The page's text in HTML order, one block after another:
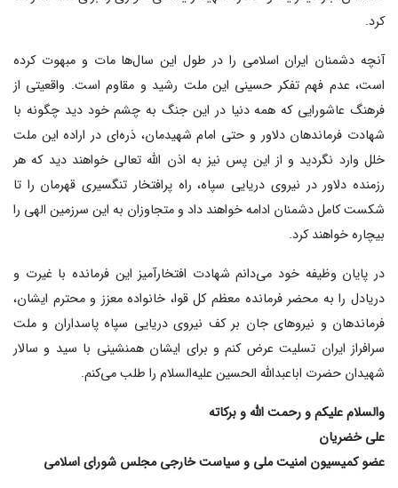
کرد.
آنچه دشمنان ایران اسلامی را در طول این سال‌ها مات و مبهوت کرده
است، عدم فهم تفکر حسینی این ملت رشید و مقاوم است. واقعیتی از
فرهنگ عاشورایی که همه دنیا در این جنگ به چشم خود دید چگونه با
شهادت فرماندهان دلاور و حتی امام شهیدمان، ذره‌ای در اراده این ملت
خلل وارد نگردید و از این پس نیز به اذن الله تعالی خواهند دید که هر
رزمنده دلاور در نیروی دریایی سپاه، راه پرافتخار تنگسیری قهرمان را تا
شکست کامل دشمنان ادامه خواهند داد و متجاوزان به این سرزمین الهی را
بیچاره خواهند کرد.
در پایان وظیفه خود می‌دانم شهادت افتخارآمیز این فرمانده با غیرت و
دریادل را به محضر فرمانده معظم کل قوا، خانواده معزز و محترم ایشان،
فرماندهان و نیروهای جان بر کف نیروی دریایی سپاه پاسداران و ملت
سرافراز ایران تسلیت عرض کنم و برای ایشان همنشینی با سید و سالار
شهیدان حضرت اباعبدالله الحسین علیه‌السلام را طلب می‌کنم.
والسلام علیکم و رحمت الله و برکاته
علی خضریان
عضو کمیسیون امنیت ملی و سیاست خارجی مجلس شورای اسلامی